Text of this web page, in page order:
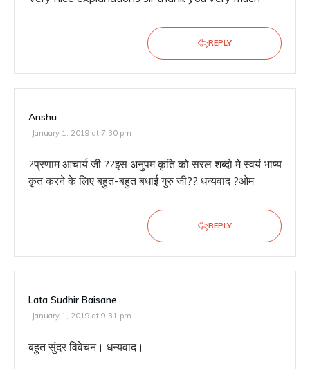
REPLY
Anshu
January 1, 2019 at 7:30 pm
?प्रणाम आचार्य जी ??इस अनुपम कृति को सरल शब्दो मे स्वयं भाष्य
कृत करने के लिए बहुत-बहुत बधाई गुरु जी?? धन्यवाद ?ओम
REPLY
Lata Sudhir Baisane
January 1, 2019 at 9:31 pm
बहुत सुंदर विवेचन। धन्यवाद।